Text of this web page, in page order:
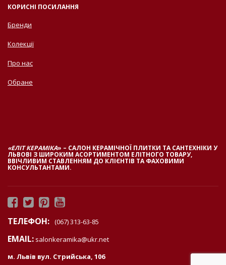
КОРИСНІ ПОСИЛАННЯ
Бренди
Колекції
Про нас
Обране
«ЕЛІТ КЕРАМІКА» – САЛОН КЕРАМІЧНОЇ ПЛИТКИ ТА САНТЕХНІКИ У
ЛЬВОВІ З ШИРОКИМ АСОРТИМЕНТОМ ЕЛІТНОГО ТОВАРУ,
ВВІЧЛИВИМ СТАВЛЕННЯМ ДО КЛІЄНТІВ ТА ФАХОВИМИ
КОНСУЛЬТАНТАМИ.
ТЕЛЕФОН: (067) 313-63-85
EMAIL: salonkeramika@ukr.net
м. Львів вул. Стрийська, 106